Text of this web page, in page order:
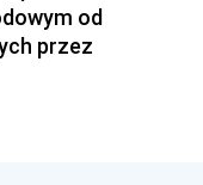
od
przez